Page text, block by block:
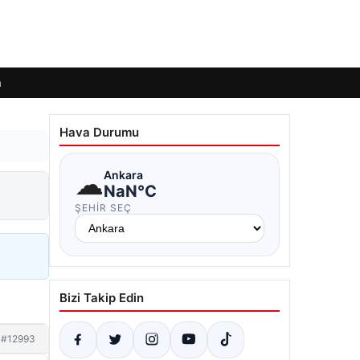
#12993
Hava Durumu
☁Ankara
NaN°C
ŞEHIR SEÇ
Bizi Takip Edin